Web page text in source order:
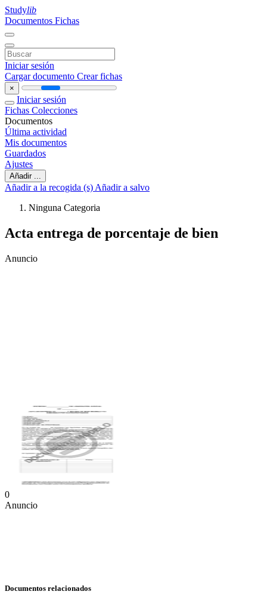
Studylib
Documentos Fichas
Iniciar sesión
Cargar documento Crear fichas
×
Iniciar sesión
Fichas Colecciones
Documentos
Última actividad
Mis documentos
Guardados
Ajustes
Añadir ...
Añadir a la recogida (s) Añadir a salvo
Ninguna Categoria
Acta entrega de porcentaje de bien
Anuncio
0
Anuncio
Documentos relacionados